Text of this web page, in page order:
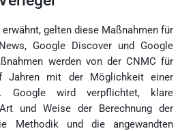
gelten diese Maßnahmen für
Google Discover und Google
werden von der CNMC für
Jahren mit der Möglichkeit einer
Google wird verpflichtet, klare
und Weise der Berechnung der
Methodik und die angewandten